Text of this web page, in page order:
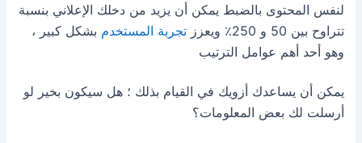
لنفس المحتوى بالضبط يمكن أن يزيد من دخلك الإعلاني بنسبة
تتراوح بين 50 و 250٪ ويعزز
تجربة المستخدم بشكل كبير ،
وهو أحد أهم عوامل الترتيب
يمكن أن يساعدك أزويك في القيام بذلك ؛ هل سيكون بخير لو
أرسلت لك بعض المعلومات؟